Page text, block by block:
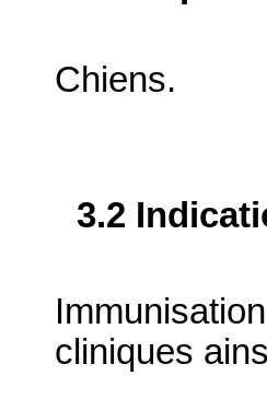
Chiens.
3.2
cliniques